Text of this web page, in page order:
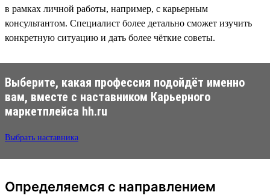
в рамках личной работы, например, с карьерным
консультантом. Специалист более детально сможет изучить
конкретную ситуацию и дать более чёткие советы.
Выберите, какая профессия подойдёт именно
вам, вместе с наставником Карьерного
маркетплейса hh.ru
Выбрать наставника
Определяемся с направлением